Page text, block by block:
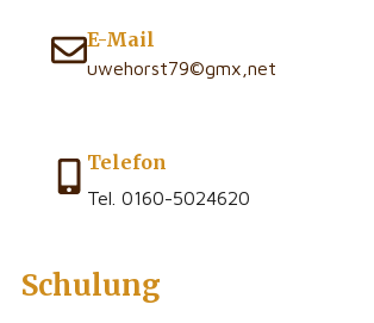
E-Mail
uwehorst79©gmx,net
Telefon
Tel. 0160-5024620
Schulung